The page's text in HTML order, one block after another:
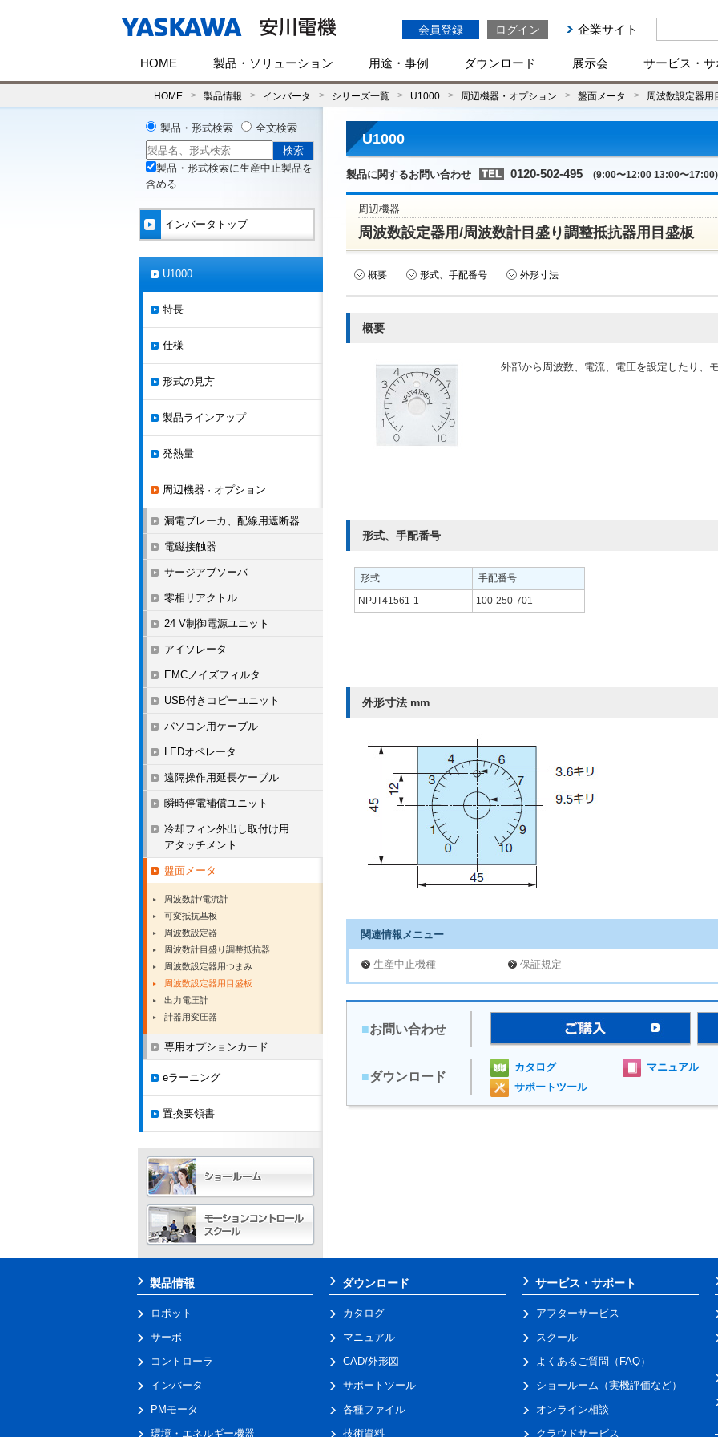
会員登録 ログイン 企業サイト
HOME 製品・ソリューション 用途・事例 ダウンロード 展示会 サービス・サ
HOME 製品情報 インバータ シリーズ一覧 U1000 周辺機器・オプション 盤面メータ 周波数設定器用
U1000
製品に関するお問い合わせ 0120-502-495 (9:00〜12:00 13:00〜17:00)
周辺機器
周波数設定器用/周波数計目盛り調整抵抗器用目盛板
概要 形式、手配番号 外形寸法
概要
外部から周波数、電流、電圧を設定したり、
形式、手配番号
形式
手配番号
NPJT41561-1
100-250-701
外形寸法 mm
関連情報メニュー
生産中止機種 保証規定
■お問い合わせ
■ダウンロード
カタログ マニュアル
サポートツール
製品・形式検索 全文検索
製品・形式検索に生産中止製品を
含める
インバータトップ
U1000
特長
仕様
形式の見方
製品ラインアップ
発熱量
周辺機器 · オプション
漏電ブレーカ、配線用遮断器
電磁接触器
サージアブソーバ
零相リアクトル
24 V制御電源ユニット
アイソレータ
EMCノイズフィルタ
USB付きコピーユニット
パソコン用ケーブル
LEDオペレータ
遠隔操作用延長ケーブル
瞬時停電補償ユニット
冷却フィン外出し取付け用
アタッチメント
盤面メータ
周波数計/電流計
可変抵抗基板
周波数設定器
周波数計目盛り調整抵抗器
周波数設定器用つまみ
周波数設定器用目盛板
出力電圧計
計器用変圧器
専用オプションカード
eラーニング
置換要領書
製品情報
ロボット
サーボ
コントローラ
インバータ
PMモータ
環境・エネルギー機器
ダウンロード
カタログ
マニュアル
CAD/外形図
サポートツール
各種ファイル
技術資料
サービス・サポート
アフターサービス
スクール
よくあるご質問（FAQ）
ショールーム（実機評価など）
オンライン相談
クラウドサービス